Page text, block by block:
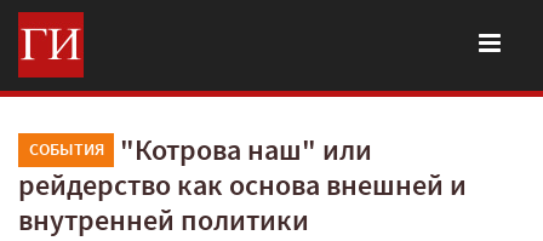
СОБЫТИЯ
"Котрова наш" или
рейдерство как основа внешней и
внутренней политики